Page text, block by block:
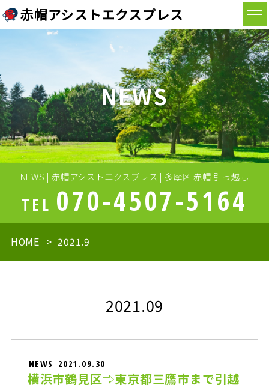
赤帽アシストエクスプレス
NEWS
NEWS | 赤帽アシストエクスプレス | 多摩区 赤帽 引っ越し
TEL 070-4507-5164
HOME 2021.9
2021.09
NEWS 2021.09.30
横浜市鶴見区⇨東京都三鷹市まで引越